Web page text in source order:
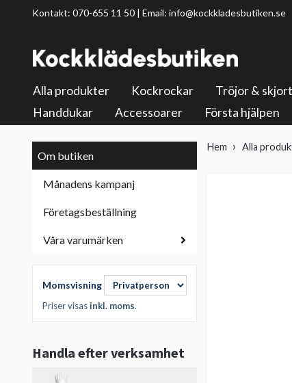
Kontakt: 070-655 11 50 | Email: info@kockkladesbutiken.se
Alla produkter Kockrockar Tröjor &
Handdukar
Accessoarer Första hjälpen
Om butiken
Månadens kampanj
Företagsbeställning
Våra varumärken
Momsvisning
Priser visasinkl. moms.
Handla efter verksamhet
Hem Alla